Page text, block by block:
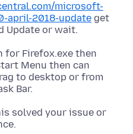
microsoft-
april-2018-update get
for Firefox.exe then
Menu then can
to desktop or from
solved your issue or